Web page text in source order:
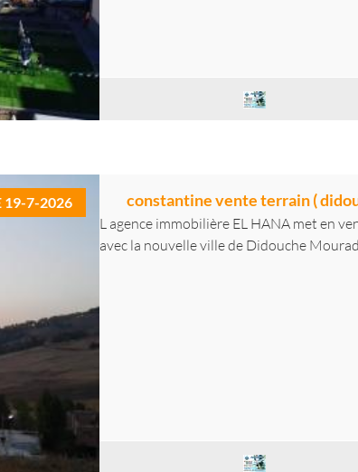
19-7-2026 constantine vente terrain (
L agence immobilière EL HANA met en
avec la nouvelle ville de Didouche